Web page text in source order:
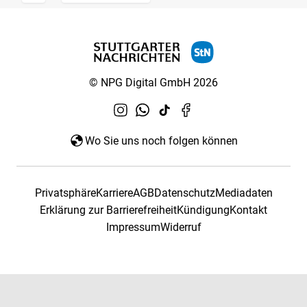
© NPG Digital GmbH 2026
Wo Sie uns noch folgen können
PrivatsphäreKarriereAGBDatenschutzMediadaten
Erklärung zur BarrierefreiheitKündigungKontakt
ImpressumWiderruf